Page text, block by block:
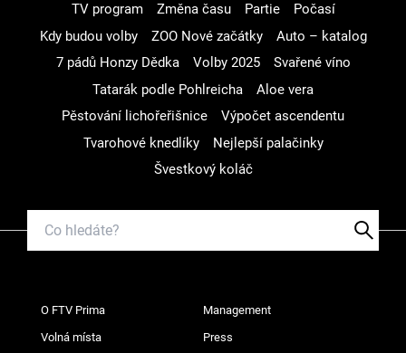
TV program
Změna času Partie
Počasí
Kdy budou volby
ZOO Nové začátky
Auto – katalog
7 pádů Honzy Dědka
Volby 2025
Svařené víno
Tatarák podle Pohlreicha
Aloe vera
Pěstování lichořeřišnice
Výpočet ascendentu
Tvarohové knedlíky
Nejlepší palačinky
Švestkový koláč
O FTV Prima Management
Volná místa Press